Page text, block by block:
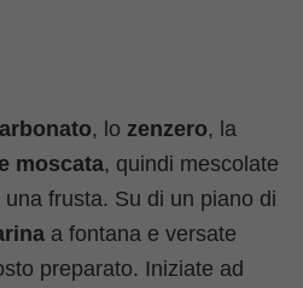
, lo zenzero, la
moscata, quindi mescolate
una frusta. Su di un piano di
a fontana e versate
preparato. Iniziate ad